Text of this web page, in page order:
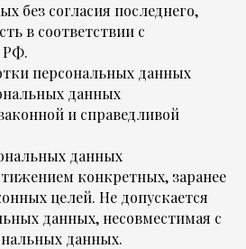
без согласия последнего,
в соответствии с
РФ.
персональных данных
данных
и справедливой
данных
конкретных, заранее
целей. Не допускается
данных, несовместимая с
данных.